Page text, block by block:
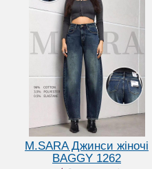
M.SARA Джинси жіночі
BAGGY 1262